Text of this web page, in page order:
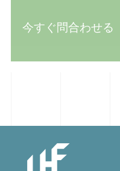
今すぐ問合わせる